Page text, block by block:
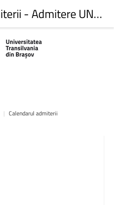
| Calendarul admiterii
Calendarul admiterii - Admitere UNITBV